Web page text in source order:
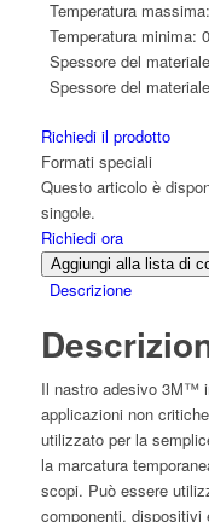
Temperatura massima:
Temperatura minima: 0
Spessore del
Spessore del
Richiedi il prodotto
Formati speciali
Questo articolo è
singole.
Richiedi ora
Aggiungi alla lista di
Descrizione
Il nastro adesivo 3M™
applicazioni non
utilizzato per la
la marcatura
scopi. Può essere
componenti, dispositivi